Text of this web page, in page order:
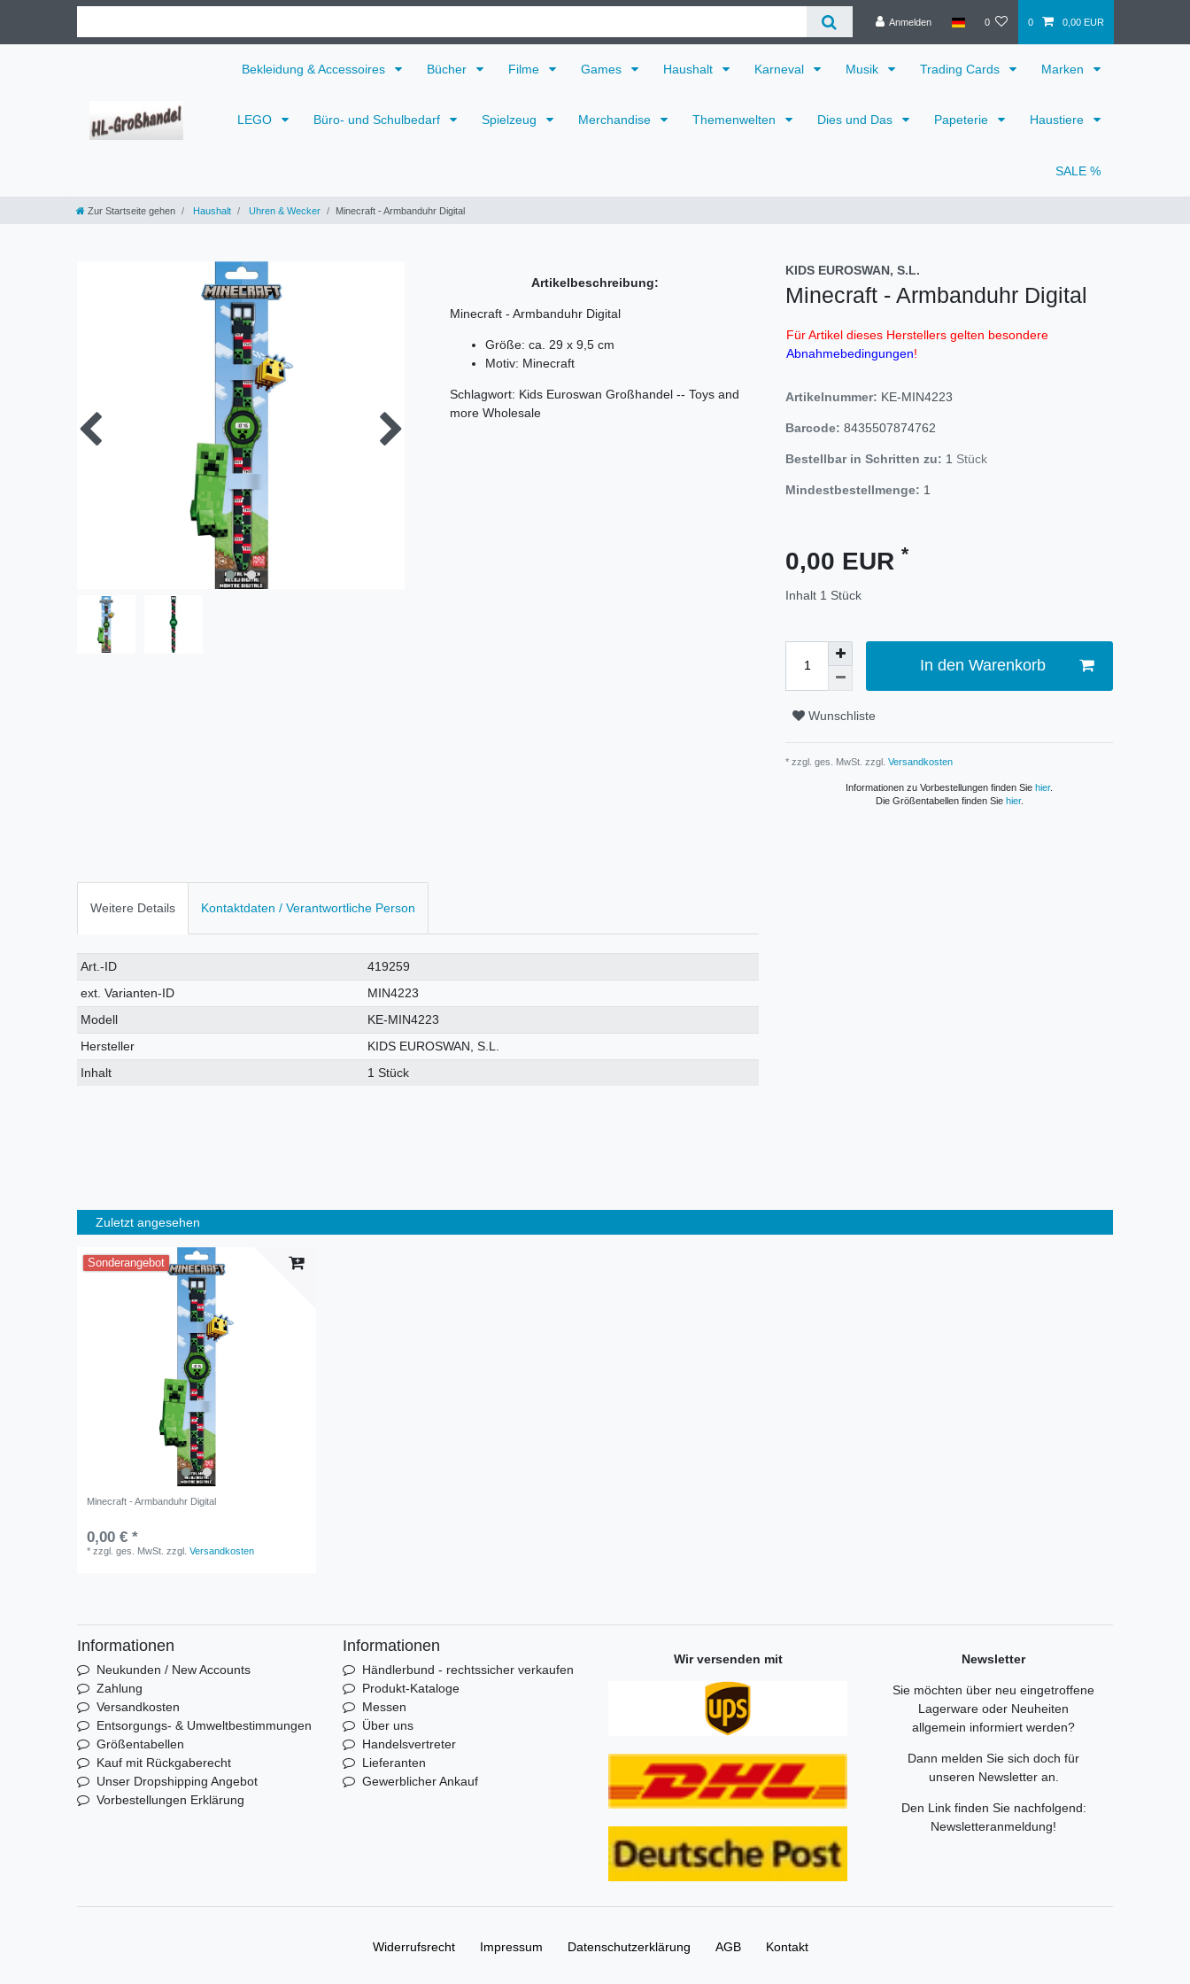
Anmelden 0 0 0,00 EUR
Bekleidung & Accessoires Bücher Filme Games Haushalt Karneval Musik Trading Cards Marken
LEGO Büro- und Schulbedarf Spielzeug Merchandise Themenwelten Dies und Das Papeterie Haustiere
SALE %
Zur Startseite gehen Haushalt Uhren & Wecker Minecraft - Armbanduhr Digital
Artikelbeschreibung:
Minecraft - Armbanduhr Digital
Größe: ca. 29 x 9,5 cm
Motiv: Minecraft
Schlagwort: Kids Euroswan Großhandel -- Toys and
more Wholesale
KIDS EUROSWAN, S.L.
Minecraft - Armbanduhr Digital
Für Artikel dieses Herstellers gelten besondere
Abnahmebedingungen!
Artikelnummer: KE-MIN4223
Barcode: 8435507874762
Bestellbar in Schritten zu: 1 Stück
Mindestbestellmenge: 1
0,00 EUR *
Inhalt 1 Stück
In den Warenkorb
Wunschliste
* zzgl. ges. MwSt. zzgl. Versandkosten
Informationen zu Vorbestellungen finden Sie hier.
Die Größentabellen finden Sie hier.
Weitere Details Kontaktdaten / Verantwortliche Person
Technisches
Merkmal
Wert
Art.-ID
419259
ext. Varianten-ID
MIN4223
Modell
KE-MIN4223
Hersteller
KIDS EUROSWAN, S.L.
Inhalt
1 Stück
Zuletzt angesehen
Sonderangebot
Minecraft - Armbanduhr Digital
0,00 € *
*zzgl. ges. MwSt. zzgl.Versandkosten
Informationen
Neukunden / New Accounts
Zahlung
Versandkosten
Entsorgungs- & Umweltbestimmungen
Größentabellen
Kauf mit Rückgaberecht
Unser Dropshipping Angebot
Vorbestellungen Erklärung
Informationen
Händlerbund - rechtssicher verkaufen
Produkt-Kataloge
Messen
Über uns
Handelsvertreter
Lieferanten
Gewerblicher Ankauf
Wir versenden mit Newsletter
Sie möchten über neu eingetroffene
Lagerware oder Neuheiten
allgemein informiert werden?
Dann melden Sie sich doch für
unseren Newsletter an.
Den Link finden Sie nachfolgend:
Newsletteranmeldung!
Widerrufs­recht Impressum Daten­schutz­erklärung AGB Kontakt